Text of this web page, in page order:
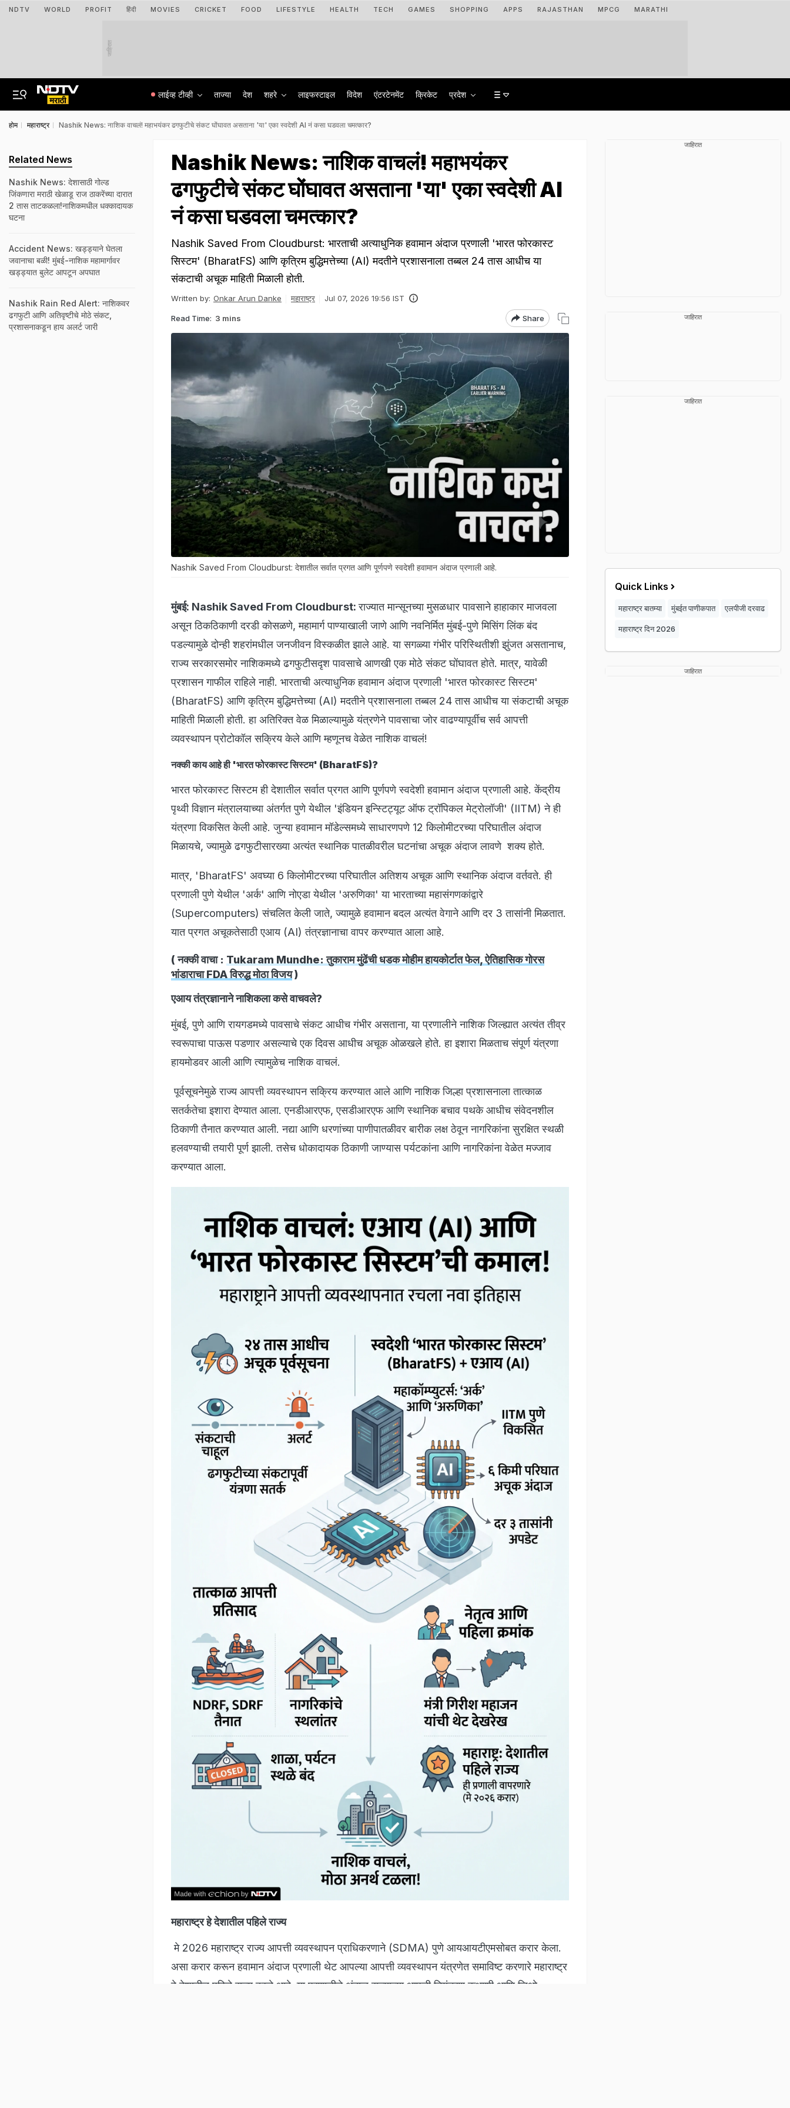
NDTV WORLD PROFIT हिंदी MOVIES CRICKET FOOD LIFESTYLE HEALTH TECH GAMES SHOPPING APPS RAJASTHAN MPCG MARATHI
जाहिरात
लाईव्ह टीव्ही ताज्या देश शहरे लाइफस्टाइल विदेश एंटरटेनमेंट क्रिकेट प्रदेश
होम महाराष्ट्र Nashik News: नाशिक वाचलं! महाभयंकर ढगफुटीचे संकट घोंघावत असताना 'या' एका स्वदेशी AI नं कसा घडवला चमत्कार?
Nashik News: नाशिक वाचलं! महाभयंकर
ढगफुटीचे संकट घोंघावत असताना 'या' एका स्वदेशी AI
नं कसा घडवला चमत्कार?
Nashik Saved From Cloudburst: भारताची अत्याधुनिक हवामान अंदाज प्रणाली 'भारत फोरकास्ट
सिस्टम' (BharatFS) आणि कृत्रिम बुद्धिमत्तेच्या (AI) मदतीने प्रशासनाला तब्बल 24 तास आधीच या
संकटाची अचूक माहिती मिळाली होती.
Written by: Onkar Arun Danke महाराष्ट्र Jul 07, 2026 19:56 IST
Read Time: 3 mins Share
Nashik Saved From Cloudburst: देशातील सर्वात प्रगत आणि पूर्णपणे स्वदेशी हवामान अंदाज प्रणाली आहे.
मुंबई: Nashik Saved From Cloudburst:राज्यात मान्सूनच्या मुसळधार पावसाने हाहाकार माजवला
असून ठिकठिकाणी दरडी कोसळणे, महामार्ग पाण्याखाली जाणे आणि नवनिर्मित मुंबई-पुणे मिसिंग लिंक बंद
पडल्यामुळे दोन्ही शहरांमधील जनजीवन विस्कळीत झाले आहे. या सगळ्या गंभीर परिस्थितीशी झुंजत असतानाच,
राज्य सरकारसमोर नाशिकमध्ये ढगफुटीसदृश पावसाचे आणखी एक मोठे संकट घोंघावत होते. मात्र, यावेळी
प्रशासन गाफील राहिले नाही. भारताची अत्याधुनिक हवामान अंदाज प्रणाली 'भारत फोरकास्ट सिस्टम'
(BharatFS) आणि कृत्रिम बुद्धिमत्तेच्या (AI) मदतीने प्रशासनाला तब्बल 24 तास आधीच या संकटाची अचूक
माहिती मिळाली होती. हा अतिरिक्त वेळ मिळाल्यामुळे यंत्रणेने पावसाचा जोर वाढण्यापूर्वीच सर्व आपत्ती
व्यवस्थापन प्रोटोकॉल सक्रिय केले आणि म्हणूनच वेळेत नाशिक वाचलं!
नक्की काय आहे ही 'भारत फोरकास्ट सिस्टम' (BharatFS)?
भारत फोरकास्ट सिस्टम ही देशातील सर्वात प्रगत आणि पूर्णपणे स्वदेशी हवामान अंदाज प्रणाली आहे. केंद्रीय
पृथ्वी विज्ञान मंत्रालयाच्या अंतर्गत पुणे येथील 'इंडियन इन्स्टिट्यूट ऑफ ट्रॉपिकल मेट्रोलॉजी' (IITM) ने ही
यंत्रणा विकसित केली आहे. जुन्या हवामान मॉडेल्समध्ये साधारणपणे 12 किलोमीटरच्या परिघातील अंदाज
मिळायचे, ज्यामुळे ढगफुटीसारख्या अत्यंत स्थानिक पातळीवरील घटनांचा अचूक अंदाज लावणे शक्य होते.
मात्र, 'BharatFS' अवघ्या 6 किलोमीटरच्या परिघातील अतिशय अचूक आणि स्थानिक अंदाज वर्तवते. ही
प्रणाली पुणे येथील 'अर्क' आणि नोएडा येथील 'अरुणिका' या भारताच्या महासंगणकांद्वारे
(Supercomputers) संचलित केली जाते, ज्यामुळे हवामान बदल अत्यंत वेगाने आणि दर 3 तासांनी मिळतात.
यात प्रगत अचूकतेसाठी एआय (AI) तंत्रज्ञानाचा वापर करण्यात आला आहे.
( नक्की वाचा : Tukaram Mundhe: तुकाराम मुंढेंची धडक मोहीम हायकोर्टात फेल, ऐतिहासिक गोरस
भांडाराचा FDA विरुद्ध मोठा विजय)
एआय तंत्रज्ञानाने नाशिकला कसे वाचवले?
मुंबई, पुणे आणि रायगडमध्ये पावसाचे संकट आधीच गंभीर असताना, या प्रणालीने नाशिक जिल्ह्यात अत्यंत तीव्र
स्वरूपाचा पाऊस पडणार असल्याचे एक दिवस आधीच अचूक ओळखले होते. हा इशारा मिळताच संपूर्ण यंत्रणा
हायमोडवर आली आणि त्यामुळेच नाशिक वाचलं.
पूर्वसूचनेमुळे राज्य आपत्ती व्यवस्थापन सक्रिय करण्यात आले आणि नाशिक जिल्हा प्रशासनाला तात्काळ
सतर्कतेचा इशारा देण्यात आला. एनडीआरएफ, एसडीआरएफ आणि स्थानिक बचाव पथके आधीच संवेदनशील
ठिकाणी तैनात करण्यात आली. नद्या आणि धरणांच्या पाणीपातळीवर बारीक लक्ष ठेवून नागरिकांना सुरक्षित स्थळी
हलवण्याची तयारी पूर्ण झाली. तसेच धोकादायक ठिकाणी जाण्यास पर्यटकांना आणि नागरिकांना वेळेत मज्जाव
करण्यात आला.
महाराष्ट्र हे देशातील पहिले राज्य
मे 2026 महाराष्ट्र राज्य आपत्ती व्यवस्थापन प्राधिकरणाने (SDMA) पुणे आयआयटीएमसोबत करार केला.
असा करार करून हवामान अंदाज प्रणाली थेट आपल्या आपत्ती व्यवस्थापन यंत्रणेत समाविष्ट करणारे महाराष्ट्र
हे देशातील पहिले राज्य ठरले आहे. या प्रणालीचे अंदाज राज्याच्या आपत्ती नियंत्रण कक्षाशी आणि जिओ-
Related News
Nashik News: देशासाठी गोल्ड
जिंकणारा मराठी खेळाडू राज ठाकरेंच्या दारात
2 तास ताटकळला!नाशिकमधील धक्कादायक
घटना
Accident News: खड्ड्याने घेतला
जवानाचा बळी! मुंबई-नाशिक महामार्गावर
खड्ड्यात बुलेट आपटून अपघात
Nashik Rain Red Alert: नाशिकवर
ढगफुटी आणि अतिवृष्टीचे मोठे संकट,
प्रशासनाकडून हाय अलर्ट जारी
जाहिरात
जाहिरात
जाहिरात
Quick Links
महाराष्ट्र बातम्या मुंबईत पाणीकपात एलपीजी दरवाढ
महाराष्ट्र दिन 2026
जाहिरात